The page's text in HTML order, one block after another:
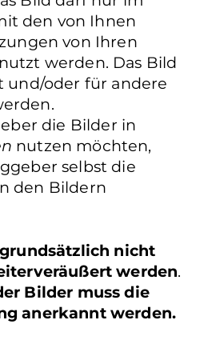
den von Ihnen
von Ihren
werden. Das Bild
und/oder für andere
die Bilder in
nutzen möchten,
selbst die
den Bildern
nicht
werden.
Bilder muss die
anerkannt werden.